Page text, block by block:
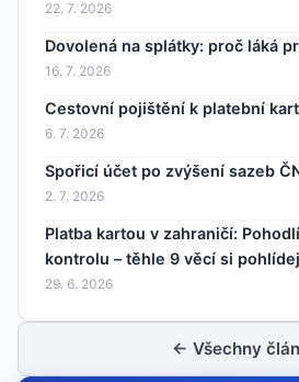
22. 7. 2026
Dovolená na splátky: proč láká
16. 7. 2026
Cestovní pojištění k platební
6. 7. 2026
Spořicí účet po zvýšení sazeb
2. 7. 2026
Platba kartou v zahraničí:
kontrolu – těhle 9 věcí si
29. 6. 2026
← Všechny